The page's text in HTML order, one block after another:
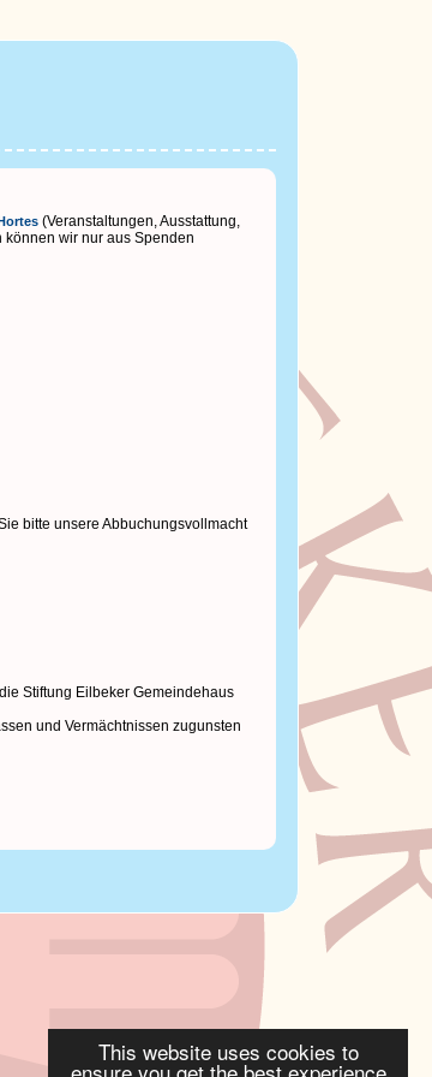
This website uses cookies to
(Veranstaltungen, Ausstattung,
wir nur aus Spenden
bitte unsere Abbuchungsvollmacht
Stiftung Eilbeker Gemeindehaus
und Vermächtnissen zugunsten